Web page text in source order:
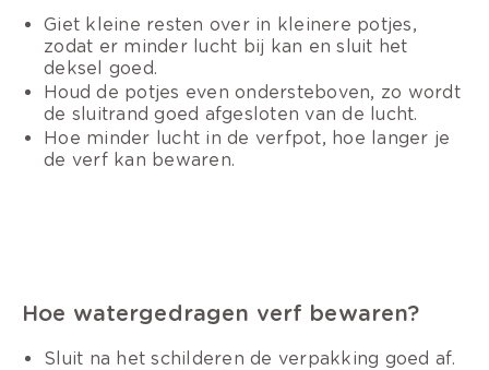
Giet kleine resten over in kleinere potjes,
zodat er minder lucht bij kan en sluit het
deksel goed.
Houd de potjes even ondersteboven, zo wordt
de sluitrand goed afgesloten van de lucht.
Hoe minder lucht in de verfpot, hoe langer je
de verf kan bewaren.
Hoe watergedragen verf bewaren?
Sluit na het schilderen de verpakking goed af.